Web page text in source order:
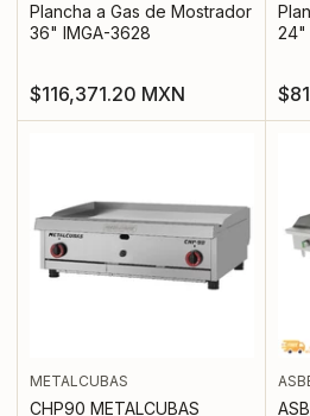
Plancha a Gas de Mostrador
36" IMGA-3628
Precio
regular
$116,371.20 MXN
24"
METALCUBAS
CHP90 METALCUBAS